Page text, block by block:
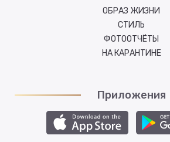
ОБРАЗ ЖИЗНИ
СТИЛЬ
ФОТООТЧЁТЫ
НА КАРАНТИНЕ
Приложения